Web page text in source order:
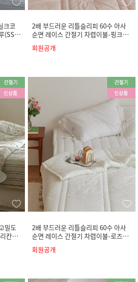
크코
(SS/
2배 부드러운 리틀슬리피 60수 아사
순면 레이스 간절기 차렵이불-핑크원
피스(SS/Q/K)
회원공개
밀도
칸빈
2배 부드러운 리틀슬리피 60수 아사
순면 레이스 간절기 차렵이불-로즈캐
미솔(SS/Q/K)
회원공개